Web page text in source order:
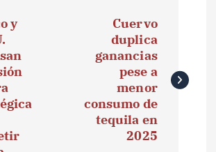
y
Cuervo
duplica
ganancias
pese a
menor
consumo de
tequila en
2025